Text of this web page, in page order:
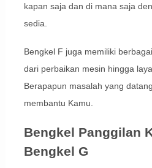
kapan saja dan di mana saja
sedia.
Bengkel F juga memiliki
dari perbaikan mesin hingga
Berapapun masalah yang
membantu Kamu.
Bengkel Panggilan
Bengkel G